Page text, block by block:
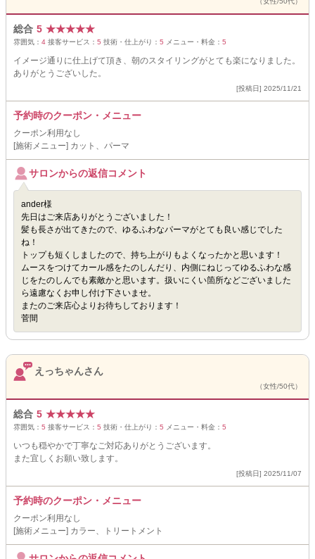
総合 5 ★★★★★
雰囲気： 4 接客サービス： 5 技術・仕上がり： 5 メニュー・料金： 5
イメージ通りに仕上げて頂き、朝のスタイリングがとても楽になりました。
ありがとうございした。
[投稿日] 2025/11/21
予約時のクーポン・メニュー
クーポン利用なし
[施術メニュー] カット、パーマ
サロンからの返信コメント
ander様
先日はご来店ありがとうございました！
髪も長さが出てきたので、ゆるふわなパーマがとても良い感じでした
ね！
トップも短くしましたので、持ち上がりもよくなったかと思います！
ムースをつけてカール感をたのしんだり、内側にねじってゆるふわな感
じをたのしんでも素敵かと思います。扱いにくい箇所などございました
ら遠慮なくお申し付け下さいませ。
またのご来店心よりお待ちしております！
菅間
えっちゃんさん
（女性/50代）
総合 5 ★★★★★
雰囲気： 5 接客サービス： 5 技術・仕上がり： 5 メニュー・料金： 5
いつも穏やかで丁寧なご対応ありがとうございます。
また宜しくお願い致します。
[投稿日] 2025/11/07
予約時のクーポン・メニュー
クーポン利用なし
[施術メニュー] カラー、トリートメント